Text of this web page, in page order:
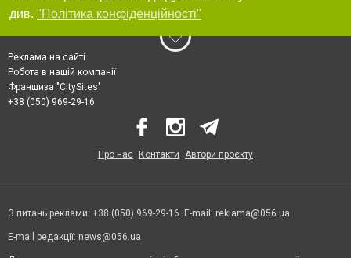
див. "Політика конфіденційності"
Реклама на сайті
Робота в нашій компанії
Франшиза "CitySites"
+38 (050) 969-29-16
Про нас Контакти Автори проєкту
З питань реклами: +38 (050) 969-29-16. E-mail: reklama@056.ua
E-mail редакції: news@056.ua